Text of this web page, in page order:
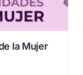
la Mujer